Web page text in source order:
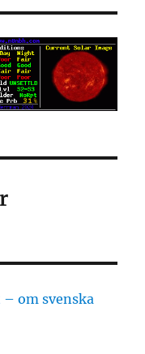
om svenska